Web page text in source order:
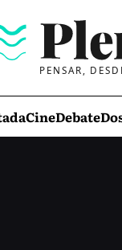
PENSAR,
CineDebate